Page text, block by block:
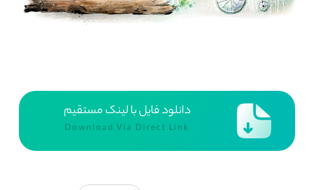
دانلود فایل با لینک مستقیم
Download Via Direct Link